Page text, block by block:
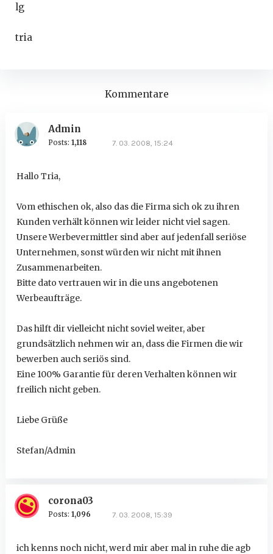
lg
tria
Kommentare
Admin
Posts: 1,118 7. 03. 2008, 15:24
Hallo Tria,
Vom ethischen ok, also das die Firma sich ok zu ihren
Kunden verhält können wir leider nicht viel sagen.
Unsere Werbevermittler sind aber auf jedenfall seriöse
Unternehmen, sonst würden wir nicht mit ihnen
Zusammenarbeiten.
Bitte dato vertrauen wir in die uns angebotenen
Werbeaufträge.
Das hilft dir vielleicht nicht soviel weiter, aber
grundsätzlich nehmen wir an, dass die Firmen die wir
bewerben auch seriös sind.
Eine 100% Garantie für deren Verhalten können wir
freilich nicht geben.
Liebe Grüße
Stefan/Admin
corona03
Posts: 1,096 7. 03. 2008, 15:39
ich kenns noch nicht, werd mir aber mal in ruhe die agb